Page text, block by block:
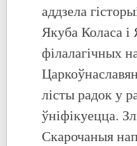
аддзела
Якуба Коласа
філалагічных
лісты радок у
ўніфікуецца.
Скарочаныя